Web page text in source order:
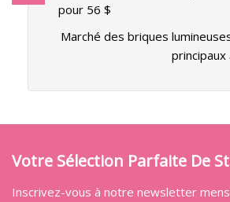
pour 56 $
Marché des briques
Votre Sélection Parfaite De
Inscrivez-vous à notre newsletter